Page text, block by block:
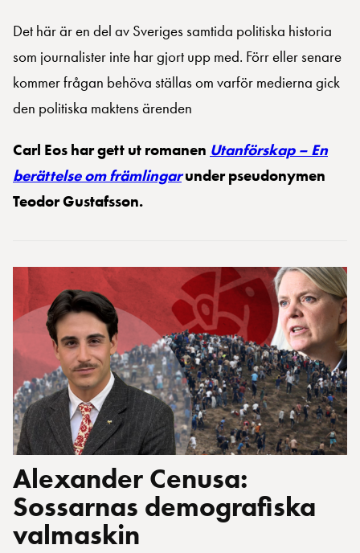
Det här är en del av Sveriges samtida politiska historia
som journalister inte har gjort upp med. Förr eller senare
kommer frågan behöva ställas om varför medierna gick
den politiska maktens ärenden
Carl Eos har gett ut romanen Utanförskap – En
berättelse om främlingar under pseudonymen
Teodor Gustafsson.
Alexander Cenusa:
Sossarnas demografiska
valmaskin